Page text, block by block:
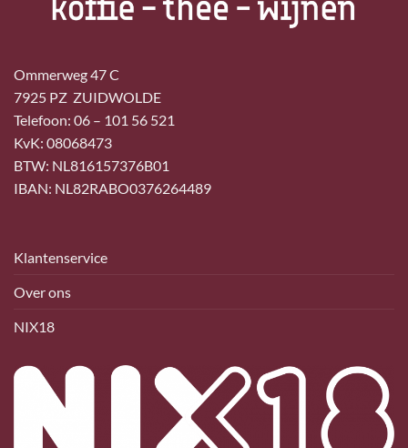
Ommerweg 47 C
7925 PZ ZUIDWOLDE
Telefoon: 06 – 101 56 521
KvK: 08068473
BTW: NL816157376B01
IBAN: NL82RABO0376264489
Klantenservice
Over ons
NIX18